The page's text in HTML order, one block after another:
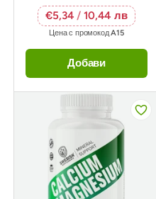
€5,34/ 10,44 лв
Цена с промокодA15
Добави